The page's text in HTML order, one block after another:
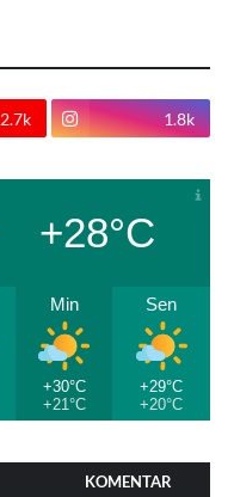
2.7k 1.8k
+28°C
Min
+30°C
+21°C
Sen
+29°C
+20°C
KOMENTAR